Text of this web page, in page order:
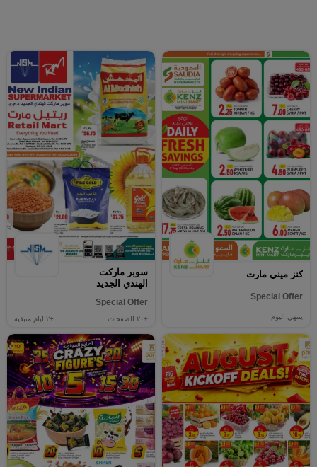
كنز ميني مارت
Special Offer
ينتهي اليوم
سوبر ماركت
الهندي الجديد
Special Offer
+٢٠ الصفحات +٢ ايام متبقية